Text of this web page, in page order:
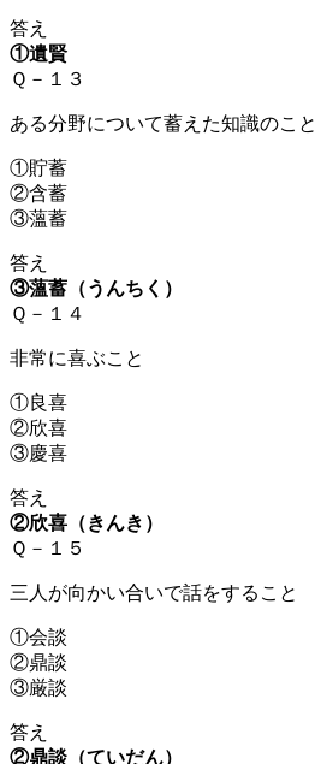
答え
①遺賢
Ｑ－１３
ある分野について蓄えた知識のこと
①貯蓄
②含蓄
③薀蓄
答え
③薀蓄（うんちく）
Ｑ－１４
非常に喜ぶこと
①良喜
②欣喜
③慶喜
答え
②欣喜（きんき）
Ｑ－１５
三人が向かい合いで話をすること
①会談
②鼎談
③厳談
答え
②鼎談（ていだん）